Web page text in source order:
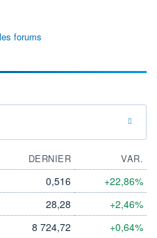
forums
DERNIER
VAR.
0,516 +22,86%
28,28 +2,46%
8 724,72 +0,64%